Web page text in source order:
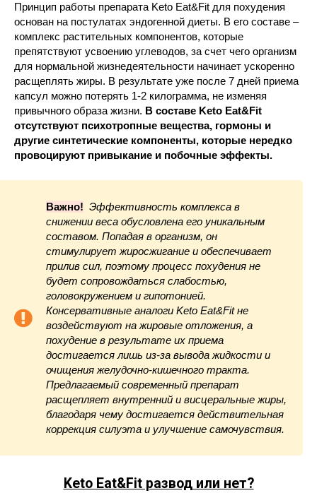
Принцип работы препарата Keto Eat&Fit для похудения
основан на постулатах эндогенной диеты. В его составе –
комплекс растительных компонентов, которые
препятствуют усвоению углеводов, за счет чего организм
для нормальной жизнедеятельности начинает ускоренно
расщеплять жиры. В результате уже после 7 дней приема
капсул можно потерять 1-2 килограмма, не изменяя
привычного образа жизни. В составе Keto Eat&Fit
отсутствуют психотропные вещества, гормоны и
другие синтетические компоненты, которые нередко
провоцируют привыкание и побочные эффекты.
Важно! Эффективность комплекса в
снижении веса обусловлена его уникальным
составом. Попадая в организм, он
стимулирует жиросжигание и обеспечивает
прилив сил, поэтому процесс похудения не
будет сопровождаться слабостью,
головокружением и гипотонией.
Консервативные аналоги Keto Eat&Fit не
воздействуют на жировые отложения, а
похудение в результате их приема
достигается лишь из-за вывода жидкости и
очищения желудочно-кишечного тракта.
Предлагаемый современный препарат
расщепляет внутренний и висцеральные жиры,
благодаря чему достигается действительная
коррекция силуэта и улучшение самочувствия.
Keto Eat&Fit развод или нет?